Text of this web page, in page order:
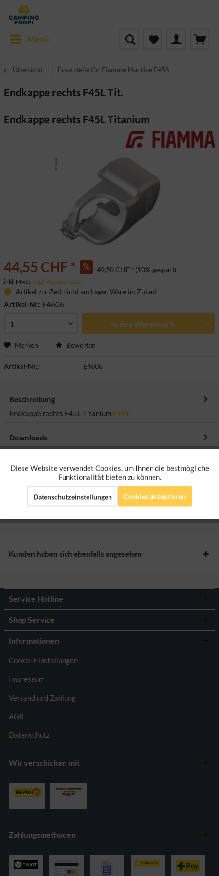
Menü
Übersicht Ersatzteile für Fiamme Markise F45S
Endkappe rechts F45L Tit.
Endkappe rechts F45L Titanium
44,55 CHF * 49,50 CHF * (10% gespart)
inkl. MwSt. zzgl. Versandkosten
Artikel zur Zeit nicht am Lager. Ware im Zulauf
Artikel-Nr.: E4606
In den Warenkorb
Merken Bewerten
Artikel-Nr.: E4606
Beschreibung
Endkappe rechts F45L Titanium mehr
Downloads
Bewertungen
0
Bewertungen lesen, schreiben und diskutieren...
Herstellerangaben
Kunden haben sich ebenfalls angesehen
Service Hotline
Shop Service
Informationen
Cookie-Einstellungen
Impressum
Versand und Zahlung
AGB
Datenschutz
Wir verschicken mit
Zahlungsmethoden
Funktionale Aktiv
Marketing Aktiv
Personalisierung
Diese Website verwendet Cookies, um Ihnen die bestmögliche
Funktionalität bieten zu können.
Datenschutzeinstellungen Cookies akzeptieren